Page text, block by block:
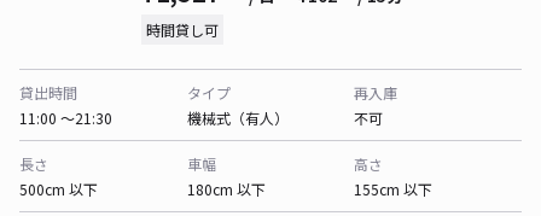
時間貸し可
貸出時間
11:00 〜21:30
タイプ
機械式（有人）
再入庫
不可
長さ
500cm 以下
車幅
180cm 以下
高さ
155cm 以下